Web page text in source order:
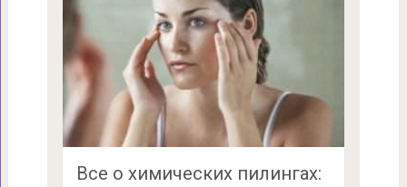
Все о химических пилингах: